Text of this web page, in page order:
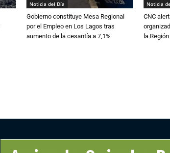
Noticia del Día
Gobierno constituye Mesa Regional
por el Empleo en Los Lagos tras
aumento de la cesantía a 7,1%
Noticia
CNC
la